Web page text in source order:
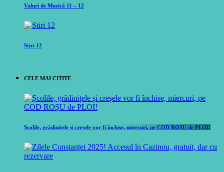
Valuri de Muzică 11 – 12
Stiri 12
CELE MAI CITITE
Școlile, grădinițele și creșele vor fi închise, miercuri, pe COD ROȘU de PLOI!